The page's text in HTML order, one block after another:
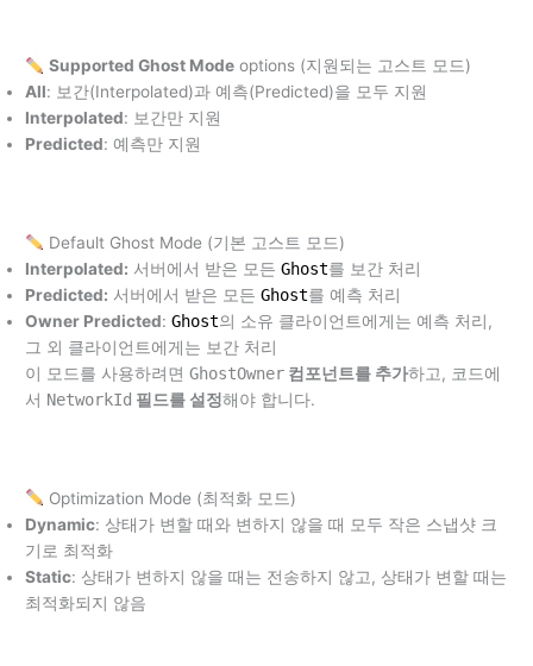
Supported Ghost Modeoptions (지원되는 고스트 모드)
All: 보간(Interpolated)과 예측(Predicted)을 모두 지원
Interpolated: 보간만 지원
Predicted: 예측만 지원
Default Ghost Mode (기본 고스트 모드)
Interpolated: 서버에서 받은 모든Ghost를 보간 처리
Predicted: 서버에서 받은 모든Ghost를 예측 처리
Owner Predicted:Ghost의 소유 클라이언트에게는 예측 처리,
그 외 클라이언트에게는 보간 처리
이 모드를 사용하려면GhostOwner 컴포넌트를 추가하고, 코드에
서 NetworkId 필드를 설정해야 합니다.
Optimization Mode (최적화 모드)
Dynamic: 상태가 변할 때와 변하지 않을 때 모두 작은 스냅샷 크
기로 최적화
Static: 상태가 변하지 않을 때는 전송하지 않고, 상태가 변할 때는
최적화되지 않음